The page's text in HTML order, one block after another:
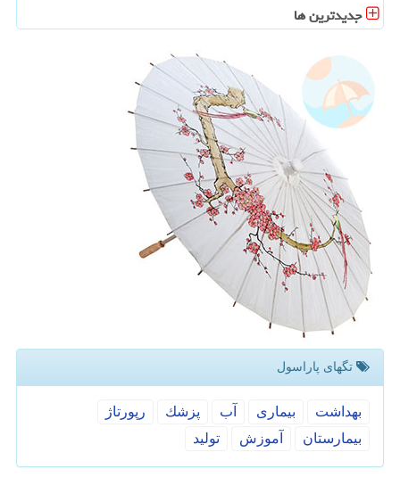
جدیدترین ها
تگهای پاراسول
بهداشت بیماری آب پزشك
رپورتاژ
بیمارستان
آموزش تولید